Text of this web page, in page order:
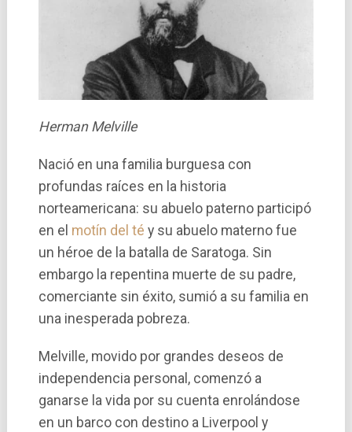
Herman Melville
Nació en una familia burguesa con
profundas raí­ces en la historia
norteamericana: su abuelo paterno participó
en el motí­n del té y su abuelo materno fue
un héroe de la batalla de Saratoga. Sin
embargo la repentina muerte de su padre,
comerciante sin éxito, sumió a su familia en
una inesperada pobreza.
Melville, movido por grandes deseos de
independencia personal, comenzó a
ganarse la vida por su cuenta enrolándose
en un barco con destino a Liverpool y